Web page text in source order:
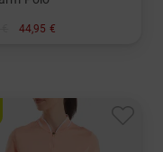
44,95 €